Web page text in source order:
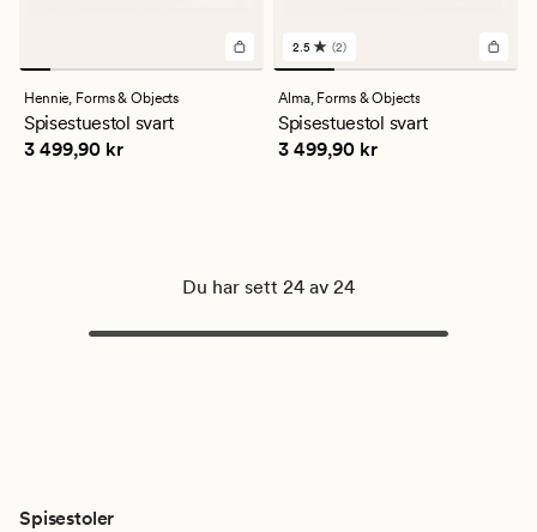
Hennie, Forms & Objects
Spisestuestol svart
Pris 3 499,90 kr
3 499,90 kr
2
anmeldelser
med
en
gjennomsnittlig
vurdering
2.5 (2)
Alma, Forms & Objects
Spisestuestol svart
Pris 3 499,90 kr
3 499,90 kr
Du har sett 24 av 24
Spisestoler